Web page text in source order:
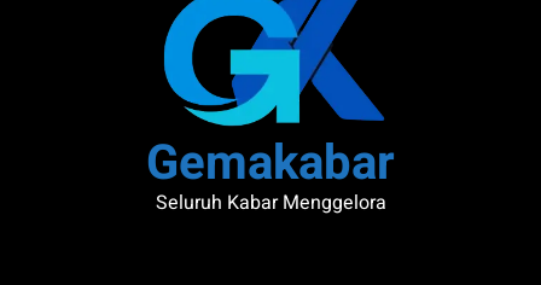
Gemakabar
Seluruh Kabar Menggelora